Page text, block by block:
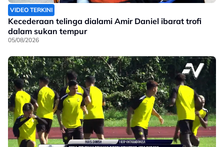
VIDEO TERKINI
Kecederaan telinga dialami Amir Daniel ibarat trofi
dalam sukan tempur
05/08/2026